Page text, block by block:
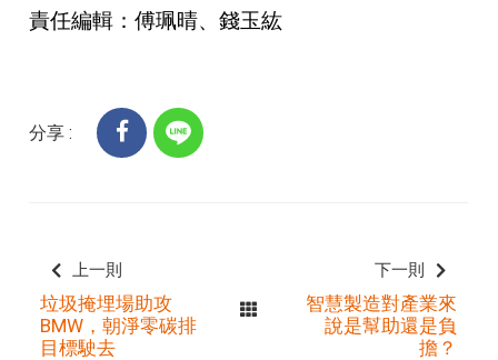
責任編輯：傅珮晴、錢玉紘
分享 :
上一則
垃圾掩埋場助攻
BMW，朝淨零碳排
目標駛去
下一則
智慧製造對產業來
說是幫助還是負
擔？